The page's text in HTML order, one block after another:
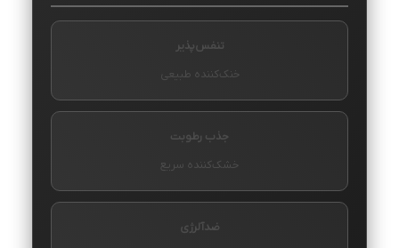
تنفس‌پذیر
خنک‌کننده طبیعی
جذب رطوبت
خشک‌کننده سریع
ضدآلرژی